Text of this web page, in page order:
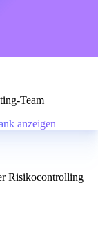
Team
anzeigen
Risikocontrolling